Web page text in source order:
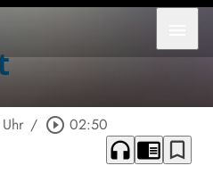
/ play_circle_outline 02:50
headphones chrome_reader_mode bookmark_border